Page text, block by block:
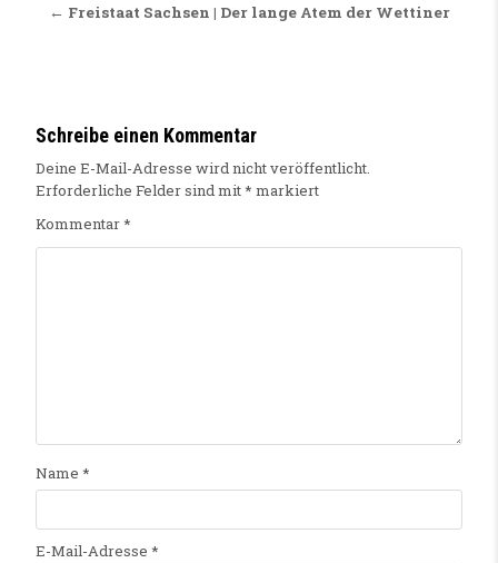
← Freistaat Sachsen | Der lange Atem der Wettiner
Schreibe einen Kommentar
Deine E-Mail-Adresse wird nicht veröffentlicht.
Erforderliche Felder sind mit* markiert
Kommentar*
Name *
E-Mail-Adresse *